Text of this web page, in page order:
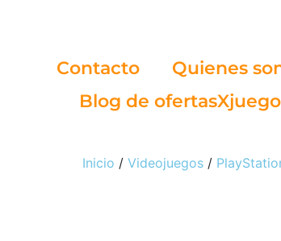
Contacto
Quienes
Blog de
Inicio / Videojuegos /